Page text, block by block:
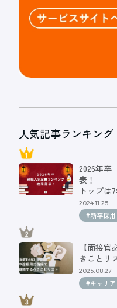
人気記事ランキング
2026年卒
表！
トップは
2024.11.25
#新卒採用
【面接
きことリ
2025.08.27
#キャリ